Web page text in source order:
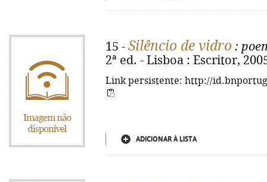
15 - Silêncio de vidro :
2ª ed. - Lisboa : Escritor,
Link persistente: http://
ADICIONAR À LISTA